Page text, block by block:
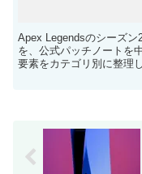
Apex Legendsのシーズ
を、公式パッチノートを
要素をカテゴリ別に整理